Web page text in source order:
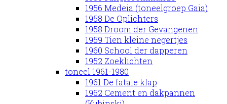
1956 Medeia (toneelgroep Gaia)
1958 De Oplichters
1958 Droom der Gevangenen
1959 Tien kleine negertjes
1960 School der dapperen
1952 Zoeklichten
toneel 1961-1980
1961 De fatale klap
1962 Cement en dakpannen